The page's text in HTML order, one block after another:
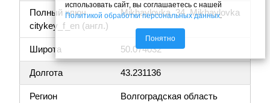
Полный ключ
citykey_f_en (англ.)
Mikhaylovka, 34, Mikhaylovka
Широта 50.074032
Долгота 43.231136
Регион Волгоградская область
использовать сайт, вы соглашаетесь с нашей
Политикой обработки персональных данных.
Понятно